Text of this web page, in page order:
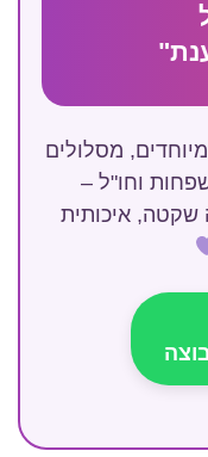
מסלולים
וחו"ל –
שקטה, איכותית